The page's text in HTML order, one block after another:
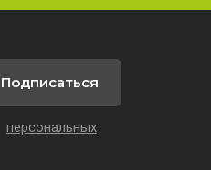
персональных
Подписаться